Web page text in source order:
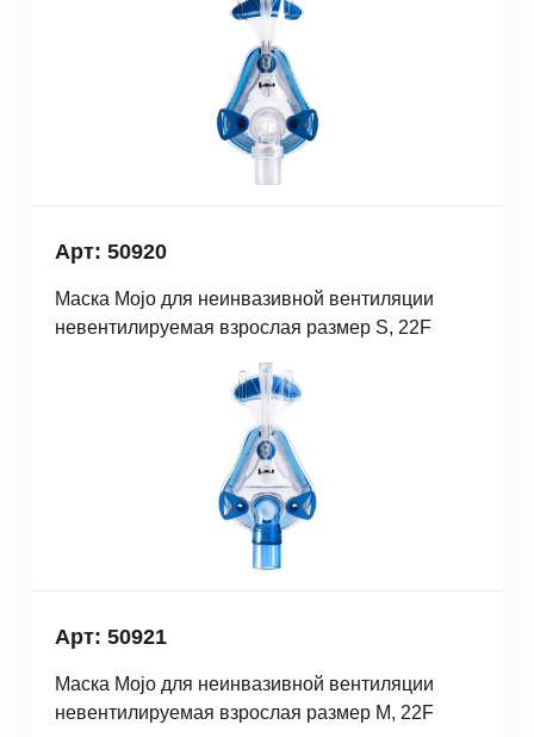
Арт: 50920
Маска Mojo для неинвазивной вентиляции
невентилируемая взрослая размер S, 22F
Арт: 50921
Маска Mojo для неинвазивной вентиляции
невентилируемая взрослая размер M, 22F